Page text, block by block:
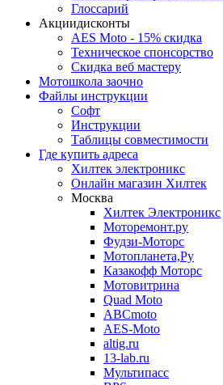
Глоссарий
Акциидисконты
AES Moto - 15% скидка
Техническое спонсорство
Скидка веб мастеру
Мотошкола заочно
Файлы инструкции
Софт
Инструкции
Таблицы совместимости
Где купить адреса
Хилтек электроникс
Онлайн магазин Хилтек
Москва
Хилтек Электроникс
Моторемонт.ру
Фудзи-Моторс
Мотопланета,Ру
Казакофф Моторс
Мотовитрина
Quad Moto
ABCmoto
AES-Moto
altig.ru
13-lab.ru
Мультипасс